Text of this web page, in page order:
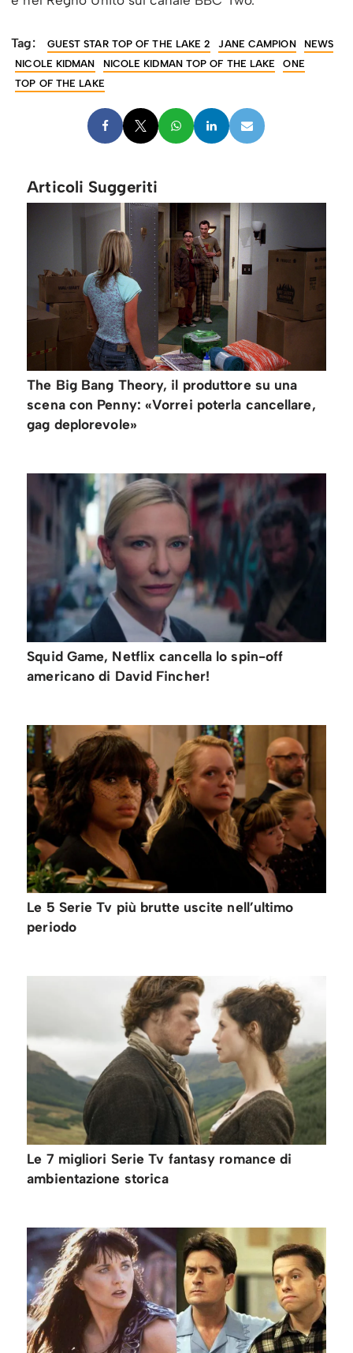
Tag: GUEST STAR TOP OF THE LAKE 2 JANE CAMPION
NEWS
NICOLE KIDMAN
NICOLE KIDMAN TOP OF THE LAKE
ONE
TOP OF THE LAKE
Articoli Suggeriti
The Big Bang Theory, il produttore su una
scena con Penny: «Vorrei poterla cancellare,
gag deplorevole»
Squid Game, Netflix cancella lo spin-off
americano di David Fincher!
Le 5 Serie Tv più brutte uscite nell’ultimo
periodo
Le 7 migliori Serie Tv fantasy romance di
ambientazione storica